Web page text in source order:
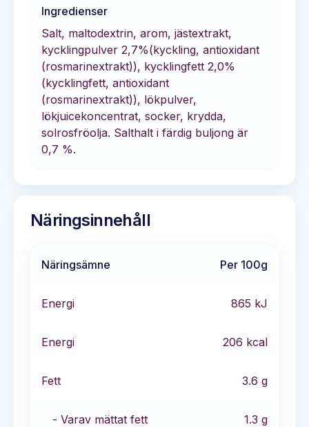
Ingredienser
Salt, maltodextrin, arom, jästextrakt,
kycklingpulver 2,7%(kyckling, antioxidant
(rosmarinextrakt)), kycklingfett 2,0%
(kycklingfett, antioxidant
(rosmarinextrakt)), lökpulver,
lökjuicekoncentrat, socker, krydda,
solrosfröolja. Salthalt i färdig buljong är
0,7 %.
Näringsinnehåll
Näringsämne Per 100g
Energi 865 kJ
Energi 206 kcal
Fett 3.6 g
- Varav mättat fett 1.3 g